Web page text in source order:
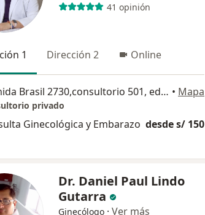
41 opinión
1 Dirección 2 Online
Avenida Brasil 2730,consultorio 501, edificio medico Qualis, frente al Hospital Militar, Pueblo Libre • Mapa
privado
Ginecológica y Embarazo desde s/ 150
Dr. Daniel Paul Lindo
Gutarra
Ginecólogo · Ver más